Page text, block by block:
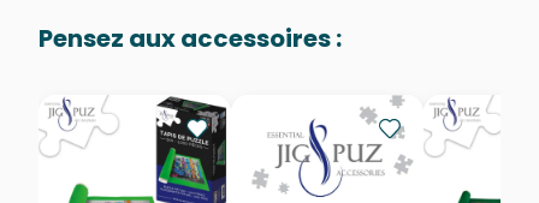
Provenance Fabriqué en France
EAN 3760301338659
Nombre de pièces 1000 pièces
Pensez aux accessoires :